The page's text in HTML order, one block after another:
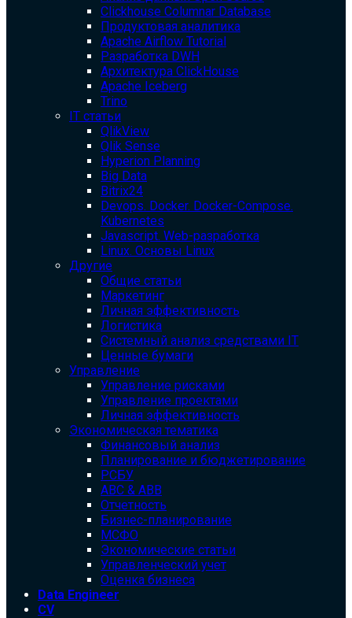
Clickhouse Columnar Database
Продуктовая аналитика
Apache Airflow Tutorial
Разработка DWH
Архитектура ClickHouse
Apache Iceberg
Trino
IT статьи
QlikView
Qlik Sense
Hyperion Planning
Big Data
Bitrix24
Devops. Docker. Docker-Compose.
Kubernetes
Javascript. Web-разработка
Linux. Основы Linux
Другие
Общие статьи
Маркетинг
Личная эффективность
Логистика
Системный анализ средствами IT
Ценные бумаги
Управление
Управление рисками
Управление проектами
Личная эффективность
Экономическая тематика
Финансовый анализ
Планирование и бюджетирование
РСБУ
ABC & ABB
Отчетность
Бизнес-планирование
МСФО
Экономические статьи
Управленческий учет
Оценка бизнеса
Data Engineer
CV